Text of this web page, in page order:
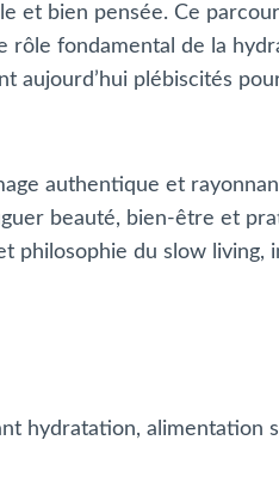
bien pensée. Ce
rôle fondamental de la
aujourd’hui plébiscités
authentique et
beauté, bien-être et
philosophie du slow living,
hydratation, alimentation